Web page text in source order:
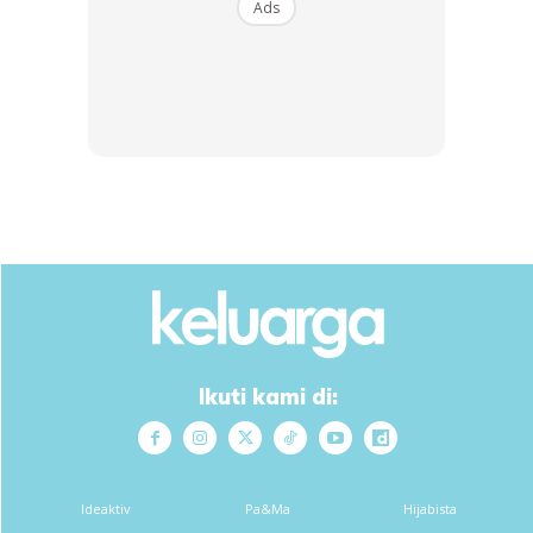
Memilih persalinan berwarna kuning pada hari bahagia,
Fendy berkata, dia berasakan usia sekarang sudah dilihat
Ads
Ikuti kami di:
Ideaktiv Pa&Ma Hijabista